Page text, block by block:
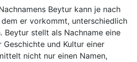
Beytur kann je nach
er vorkommt, unterschiedlich
Beytur stellt als Nachname eine
und Kultur einer
nicht nur einen Namen,